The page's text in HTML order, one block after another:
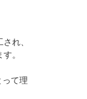
れ、
。
て理